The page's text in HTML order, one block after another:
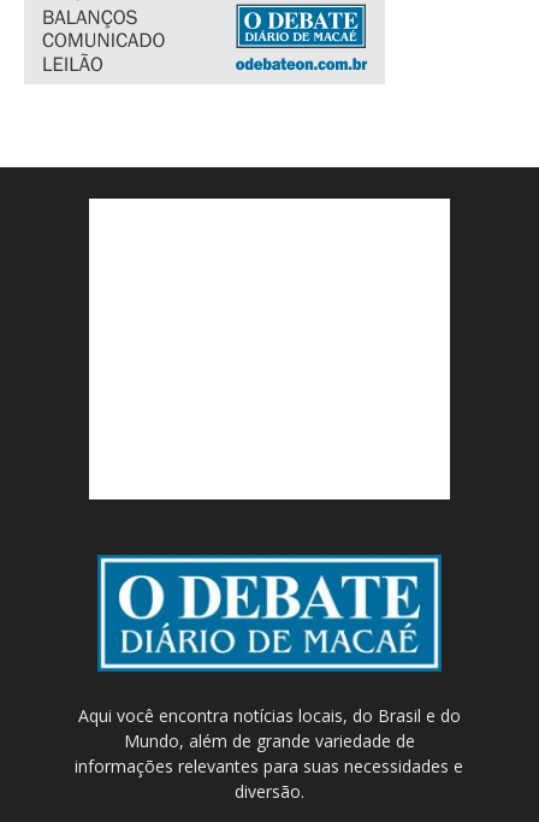
Aqui você encontra notícias locais, do Brasil e do
Mundo, além de grande variedade de
informações relevantes para suas necessidades e
diversão.